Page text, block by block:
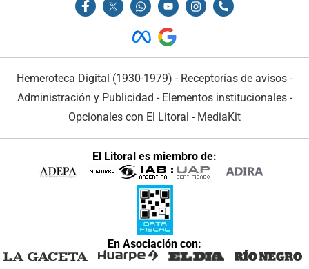
Hemeroteca Digital (1930-1979) - Receptorías de avisos -
Administración y Publicidad - Elementos institucionales-
Opcionales con El Litoral - MediaKit
El Litoral es miembro de:
En Asociación con: